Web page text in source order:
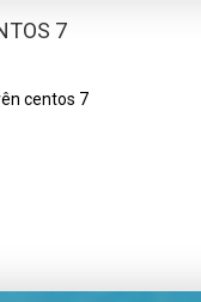
7
centos 7